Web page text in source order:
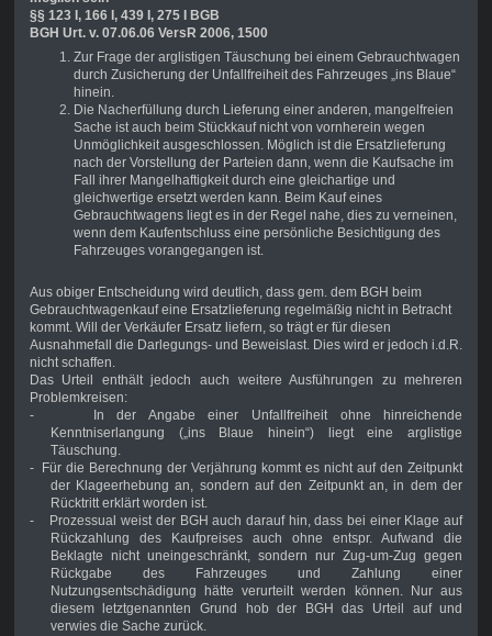
§§ 123 I, 166 I, 439 I, 275 I BGB
BGH Urt. v. 07.06.06 VersR 2006, 1500
Zur Frage der arglistigen Täuschung bei einem Gebrauchtwagen
durch Zusicherung der Unfallfreiheit des Fahrzeuges „ins Blaue“
hinein.
Die Nacherfüllung durch Lieferung einer anderen, mangelfreien
Sache ist auch beim Stückkauf nicht von vornherein wegen
Unmöglichkeit ausgeschlossen. Möglich ist die Ersatzlieferung
nach der Vorstellung der Parteien dann, wenn die Kaufsache im
Fall ihrer Mangelhaftigkeit durch eine gleichartige und
gleichwertige ersetzt werden kann. Beim Kauf eines
Gebrauchtwagens liegt es in der Regel nahe, dies zu verneinen,
wenn dem Kaufentschluss eine persönliche Besichtigung des
Fahrzeuges vorangegangen ist.
Aus obiger Entscheidung wird deutlich, dass gem. dem BGH beim
Gebrauchtwagenkauf eine Ersatzlieferung regelmäßig nicht in Betracht
kommt. Will der Verkäufer Ersatz liefern, so trägt er für diesen
Ausnahmefall die Darlegungs- und Beweislast. Dies wird er jedoch i.d.R.
nicht schaffen.
Das Urteil enthält jedoch auch weitere Ausführungen zu mehreren
Problemkreisen:
-
In der Angabe einer Unfallfreiheit ohne hinreichende
Kenntniserlangung („ins Blaue hinein“) liegt eine arglistige
Täuschung.
-
Für die Berechnung der Verjährung kommt es nicht auf den Zeitpunkt
der Klageerhebung an, sondern auf den Zeitpunkt an, in dem der
Rücktritt erklärt worden ist.
-
Prozessual weist der BGH auch darauf hin, dass bei einer Klage auf
Rückzahlung des Kaufpreises auch ohne entspr. Aufwand die
Beklagte nicht uneingeschränkt, sondern nur Zug-um-Zug gegen
Rückgabe des Fahrzeuges und Zahlung einer
Nutzungsentschädigung hätte verurteilt werden können. Nur aus
diesem letztgenannten Grund hob der BGH das Urteil auf und
verwies die Sache zurück.